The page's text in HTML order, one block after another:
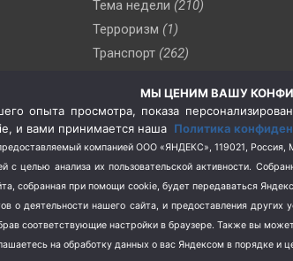
Тема недели (210)
Терроризм (1)
Транспорт (262)
(76)
Цены (2)
Школа и спорт (2)
Экология (8)
Экономика
(1172)
МЫ ЦЕНИМ ВАШУ
опыта просмотра, показа
и вами принимается наша Политика
компанией ООО «ЯНДЕКС», 119021,
целью анализа их пользовательской активности.
собранная при помощи cookie, будет передаваться
о деятельности нашего сайта, и предоставления
соответствующие настройки в браузере. Также вы
на обработку данных о вас Яндексом в порядке и